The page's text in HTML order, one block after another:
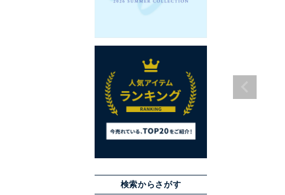
検索からさがす